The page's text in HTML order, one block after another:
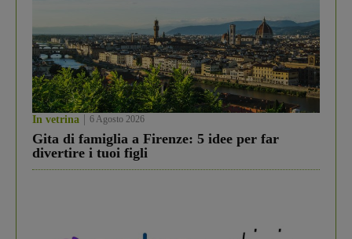
In vetrina 6 Agosto 2026
Gita di famiglia a Firenze: 5 idee per far
divertire i tuoi figli